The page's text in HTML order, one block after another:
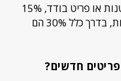
זה תלוי בסוג ההזמנה. בהזמנות קטנות או פריט בודד, 15%
יכולים להיות עדיפים. בהזמנות יקרות, בדרך כלל 30% הם
חדשים?